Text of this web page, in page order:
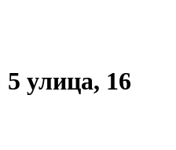
улица, 16